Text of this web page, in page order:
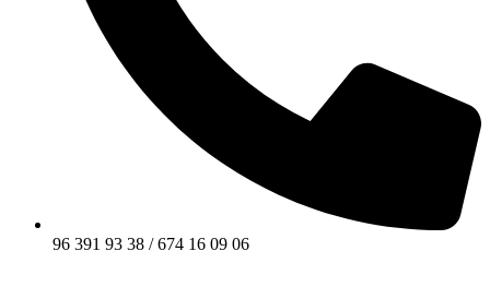
96 391 93 38 / 674 16 09 06